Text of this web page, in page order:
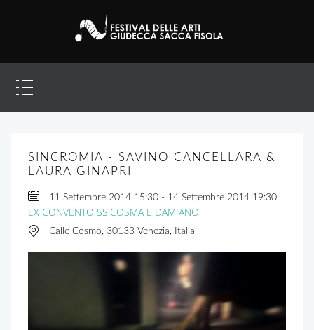
SINCROMIA - SAVINO CANCELLARA &
LAURA GINAPRI
11 Settembre 2014 15:30 - 14 Settembre 2014 19:30
EX CONVENTO SS.COSMA E DAMIANO
Calle Cosmo, 30133 Venezia, Italia